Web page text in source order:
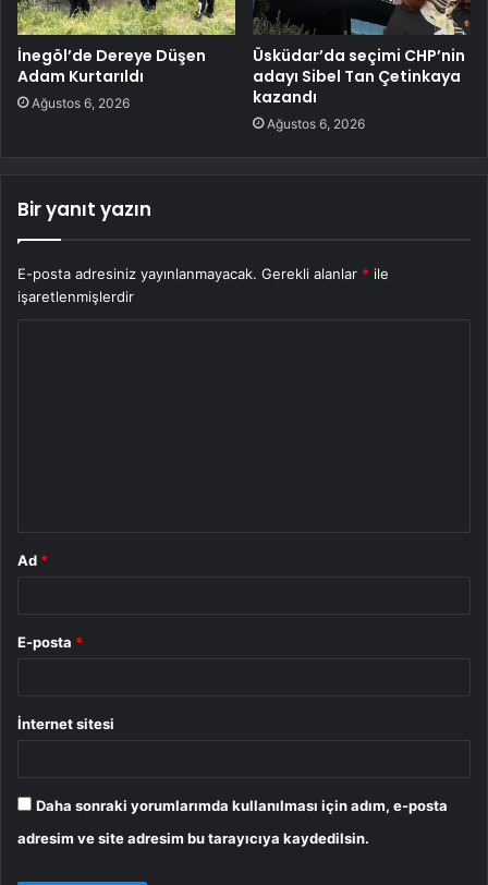
İnegöl’de Dereye Düşen
Adam Kurtarıldı
Ağustos 6, 2026
Üsküdar’da seçimi CHP’nin
adayı Sibel Tan Çetinkaya
kazandı
Ağustos 6, 2026
Bir yanıt yazın
E-posta adresiniz yayınlanmayacak. Gerekli alanlar * ile
işaretlenmişlerdir
Ad *
E-posta *
İnternet sitesi
Daha sonraki yorumlarımda kullanılması için adım, e-posta
adresim ve site adresim bu tarayıcıya kaydedilsin.